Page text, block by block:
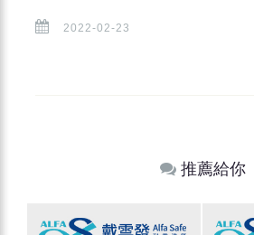
2022-02-23
推薦給你